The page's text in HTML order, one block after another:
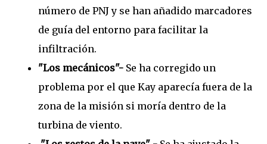
número de PNJ y se han añadido marcadores
de guía del entorno para facilitar la
infiltración.
"Los mecánicos"- Se ha corregido un
problema por el que Kay aparecía fuera de la
zona de la misión si moría dentro de la
turbina de viento.